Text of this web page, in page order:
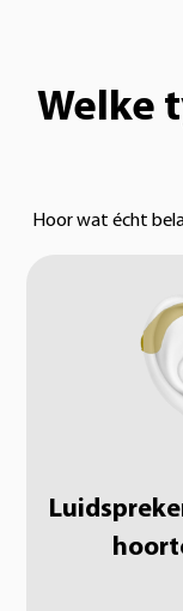
Welke
Hoor wat écht